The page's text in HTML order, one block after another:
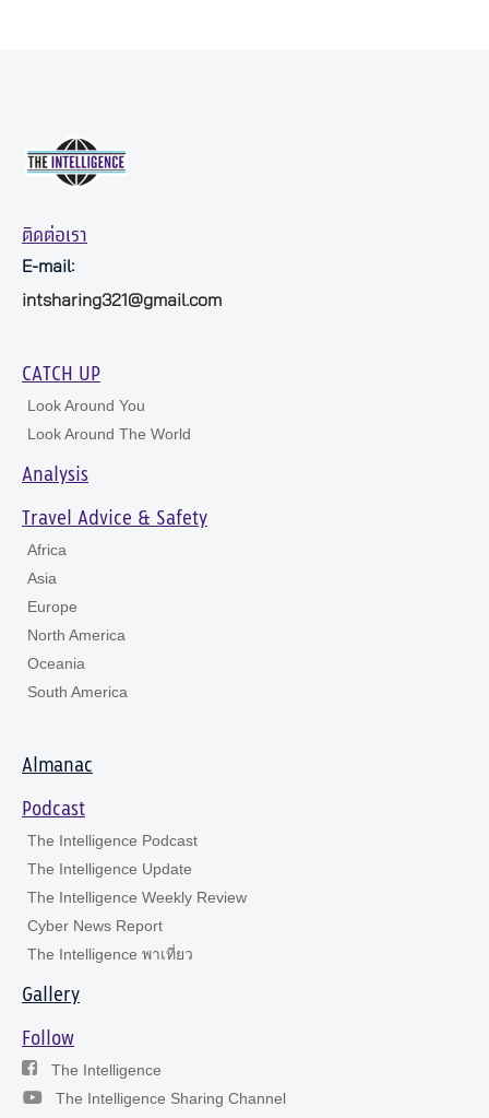
ติดต่อเรา
E-mail:
intsharing321@gmail.com
CATCH UP
Look Around You
Look Around The World
Analysis
Travel Advice & Safety
Africa
Asia
Europe
North America
Oceania
South America
Almanac
Podcast
The Intelligence Podcast
The Intelligence Update
The Intelligence Weekly Review
Cyber News Report
The Intelligence พาเที่ยว
Gallery
Follow
The Intelligence
The Intelligence Sharing Channel